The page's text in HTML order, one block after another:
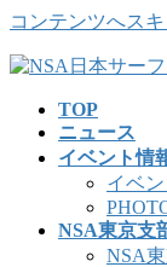
コンテンツへス
TOP
ニュース
イベント情
イベ
NSA東京支
NSA